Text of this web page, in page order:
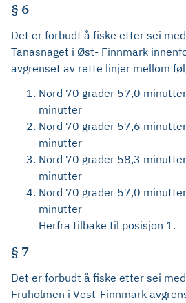
§ 6
Det er forbudt å fiske etter sei
Tanasnaget i Øst- Finnmark
avgrenset av rette linjer mellom
Nord 70 grader 57,0
minutter
Nord 70 grader 57,6
minutter
Nord 70 grader 58,3
minutter
Nord 70 grader 57,0
minutter
Herfra tilbake til posisjon 1.
§ 7
Det er forbudt å fiske etter sei
Fruholmen i Vest-Finnmark